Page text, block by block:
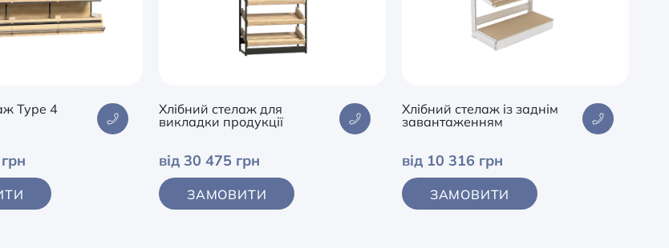
Type 4
Хлібний стелаж для
викладки продукції
від 30 475 грн
ЗАМОВИТИ
Хлібний стелаж із заднім
завантаженням
від 10 316 грн
ЗАМОВИТИ